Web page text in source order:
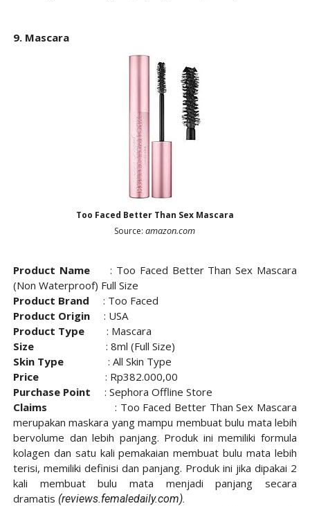
9. Mascara
Too Faced Better Than Sex Mascara
Source:amazon.com
Product Name : Too Faced Better Than Sex Mascara
(Non Waterproof) Full Size
Product Brand
: Too Faced
Product Origin : USA
Product Type: Mascara
Size
: 8ml (Full Size)
Skin Type
: All Skin Type
Price : Rp382.000,00
Purchase Point
: Sephora Offline Store
Claims: Too Faced Better Than Sex Mascara
merupakan maskara yang mampu membuat bulu mata lebih
bervolume dan lebih panjang. Produk ini memiliki formula
kolagen dan satu kali pemakaian membuat bulu mata lebih
terisi, memiliki definisi dan panjang. Produk ini jika dipakai 2
kali membuat bulu mata menjadi panjang secara
dramatis (reviews.femaledaily.com).